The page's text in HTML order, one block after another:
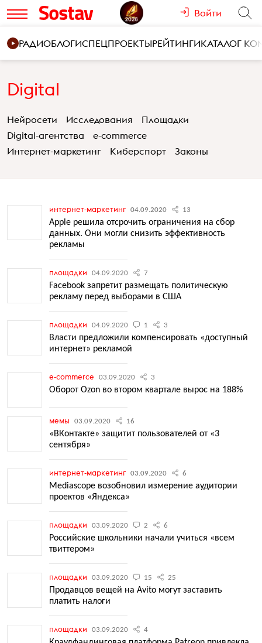
Войти
РАДИОБЛОГИСПЕЦПРОЕКТЫРЕЙТИНГИКАТАЛОГ
Digital
Нейросети Исследования
Площадки
Digital-агентства
e-commerce
Интернет-маркетинг
Киберспорт Законы
интернет-маркетинг 04.09.2020 13
Apple решила отсрочить ограничения на сбор
данных. Они могли снизить эффективность
рекламы
площадки 04.09.2020 7
Facebook запретит размещать политическую
рекламу перед выборами в США
площадки 04.09.2020 1 3
Власти предложили компенсировать «доступный
интернет» рекламой
e-commerce 03.09.2020 3
Оборот Ozon во втором квартале вырос на 188%
мемы 03.09.2020 16
«ВКонтакте» защитит пользователей от «3
сентября»
интернет-маркетинг 03.09.2020 6
Mediascope возобновил измерение аудитории
проектов «Яндекса»
площадки 03.09.2020 2 6
Российские школьники начали учиться «всем
твиттером»
площадки 03.09.2020 15 25
Продавцов вещей на Avito могут заставить
платить налоги
площадки 03.09.2020 4